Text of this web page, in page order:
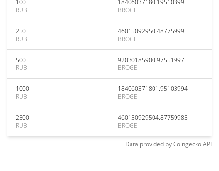
100
RUB
18406037180.19510399
BROGE
250
RUB
46015092950.48775999
BROGE
500
RUB
92030185900.97551997
BROGE
1000
RUB
184060371801.95103994
BROGE
2500
RUB
460150929504.87759985
BROGE
Data provided byCoingeckoAPI